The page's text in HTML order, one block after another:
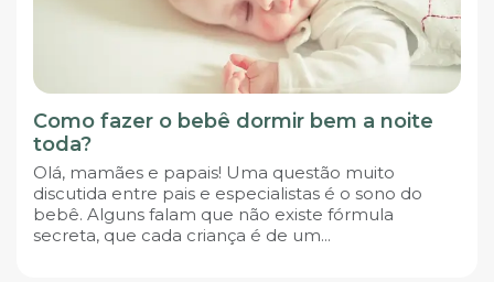
Como fazer o bebê dormir bem a noite
toda?
Olá, mamães e papais! Uma questão muito
discutida entre pais e especialistas é o sono do
bebê. Alguns falam que não existe fórmula
secreta, que cada criança é de um...